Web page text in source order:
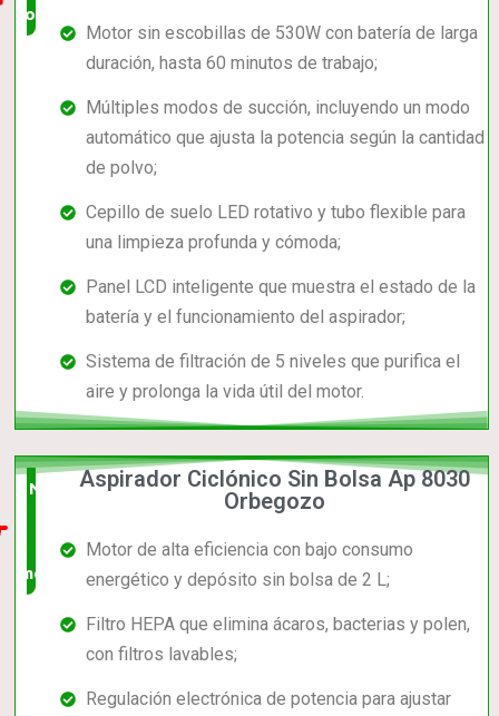
completo
Motor sin escobillas de 530W con batería de larga
duración, hasta 60 minutos de trabajo;
Múltiples modos de succión, incluyendo un modo
automático que ajusta la potencia según la cantidad
de polvo;
Cepillo de suelo LED rotativo y tubo flexible para
una limpieza profunda y cómoda;
Panel LCD inteligente que muestra el estado de la
batería y el funcionamiento del aspirador;
Sistema de filtración de 5 niveles que purifica el
aire y prolonga la vida útil del motor.
Nuevo
mercado
Aspirador Ciclónico Sin Bolsa Ap 8030
Orbegozo
Motor de alta eficiencia con bajo consumo
energético y depósito sin bolsa de 2 L;
Filtro HEPA que elimina ácaros, bacterias y polen,
con filtros lavables;
Regulación electrónica de potencia para ajustar